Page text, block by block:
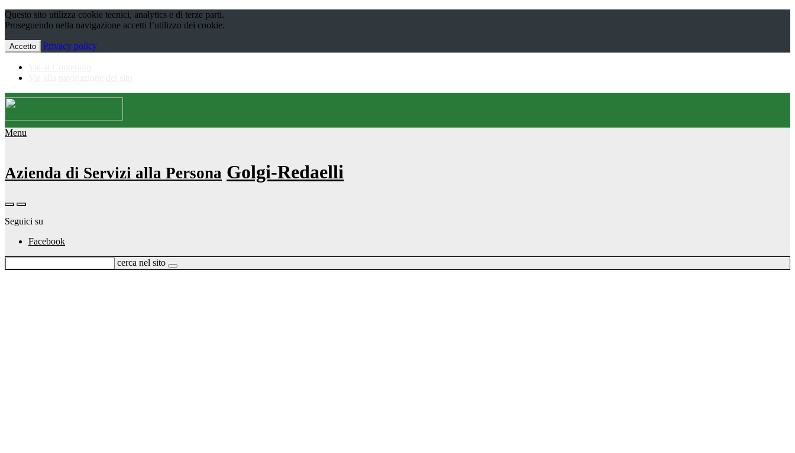
Questo sito utilizza cookie tecnici, analytics e di terze parti.
Proseguendo nella navigazione accetti l’utilizzo dei cookie.
Accetto Privacy policy
Menu
Azienda di Servizi alla Persona Golgi-Redaelli
Seguici su
Facebook
cerca nel sito